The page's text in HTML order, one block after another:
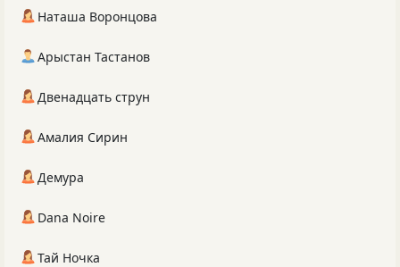
Наташа Воронцова
Арыстан Тастанов
Двенадцать струн
Амалия Сирин
Демура
Dana Noire
Тай Ночка